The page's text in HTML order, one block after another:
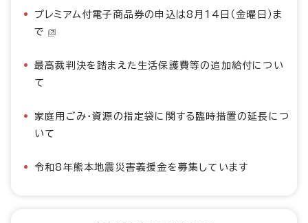
プレミアム付電子商品券の申込は8月14日（金曜日）ま
で
最高裁判決を踏まえた生活保護費等の追加給付につい
て
家庭用ごみ・資源の指定袋に関する臨時措置の延長につ
いて
令和8年熊本地震災害義援金を募集しています